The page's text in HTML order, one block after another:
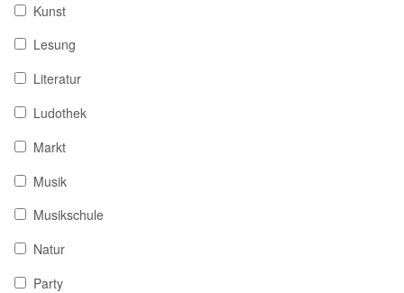
Kunst
Lesung
Literatur
Ludothek
Markt
Musik
Musikschule
Natur
Party